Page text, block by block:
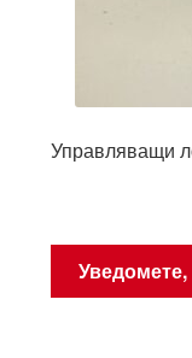
Управляващи
Уведомете,